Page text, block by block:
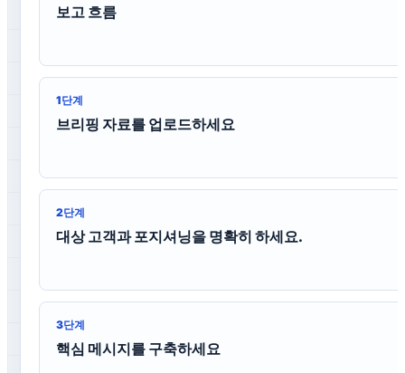
보고 흐름
1단계
브리핑 자료를 업로드하세요
2단계
대상 고객과 포지셔닝을 명확히 하세요.
3단계
핵심 메시지를 구축하세요